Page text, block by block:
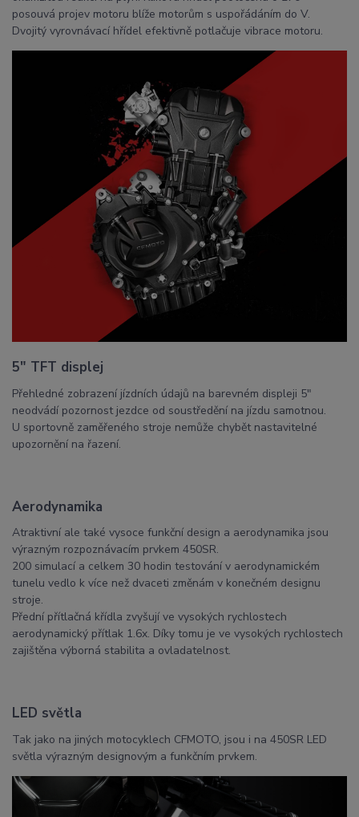
posouvá projev motoru blíže motorům s uspořádáním do V.
Dvojitý vyrovnávací hřídel efektivně potlačuje vibrace motoru.
5″ TFT displej
Přehledné zobrazení jízdních údajů na barevném displeji 5″
neodvádí pozornost jezdce od soustředění na jízdu samotnou.
U sportovně zaměřeného stroje nemůže chybět nastavitelné
upozornění na řazení.
Aerodynamika
Atraktivní ale také vysoce funkční design a aerodynamika jsou
výrazným rozpoznávacím prvkem 450SR.
200 simulací a celkem 30 hodin testování v aerodynamickém
tunelu vedlo k více než dvaceti změnám v konečném designu
stroje.
Přední přítlačná křídla zvyšují ve vysokých rychlostech
aerodynamický přítlak 1.6x. Díky tomu je ve vysokých rychlostech
zajištěna výborná stabilita a ovladatelnost.
LED světla
Tak jako na jiných motocyklech CFMOTO, jsou i na 450SR LED
světla výrazným designovým a funkčním prvkem.